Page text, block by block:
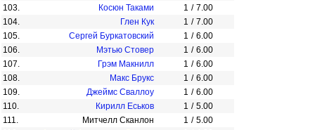
103.
Косюн Таками 1 / 7.00
104.
Глен Кук 1 / 7.00
105.
Сергей Буркатовский 1 / 6.00
106.
Мэтью Стовер 1 / 6.00
107.
Грэм Макнилл 1 / 6.00
108.
Макс Брукс 1 / 6.00
109.
Джеймс Сваллоу 1 / 6.00
110.
Кирилл Еськов 1 / 5.00
111.
Митчелл Сканлон 1 / 5.00